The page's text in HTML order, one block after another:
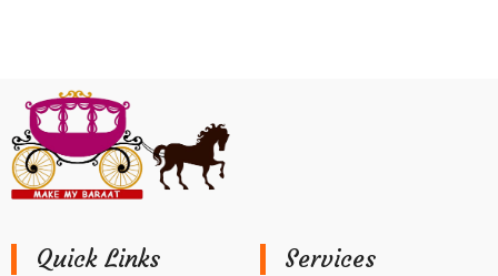
Quick Links Services